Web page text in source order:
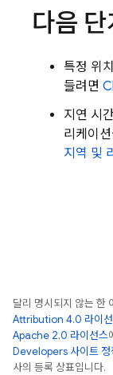
다음 단
특정 위
들려면
지연 시
리케이
지역 및
달리 명시되지 않는 한
Attribution 4.0 라이
Apache 2.0 라이선스
Developers 사이트 정
사의 등록 상표입니다.